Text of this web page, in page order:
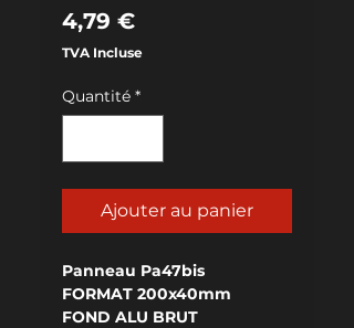
4,79 €Prix
TVA Incluse
Quantité *
Ajouter au panier
Panneau Pa47bis
FORMAT 200x40mm
FOND ALU BRUT